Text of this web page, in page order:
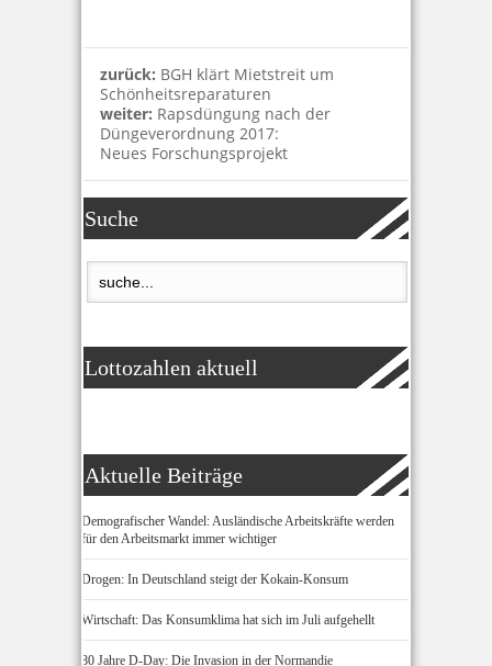
zurück: BGH klärt Mietstreit um
Schönheitsreparaturen
weiter: Rapsdüngung nach der
Düngeverordnung 2017:
Neues Forschungsprojekt
Suche
Lottozahlen aktuell
Aktuelle Beiträge
Demografischer Wandel: Ausländische Arbeitskräfte werden
für den Arbeitsmarkt immer wichtiger
Drogen: In Deutschland steigt der Kokain-Konsum
Wirtschaft: Das Konsumklima hat sich im Juli aufgehellt
80 Jahre D-Day: Die Invasion in der Normandie